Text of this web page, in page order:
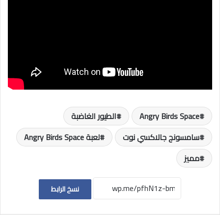
Angry Birds Space
الطيور الغاضبة
سامسونج جالاكسي نوت
لعبة Angry Birds Space
مميز
نسخ الرابط